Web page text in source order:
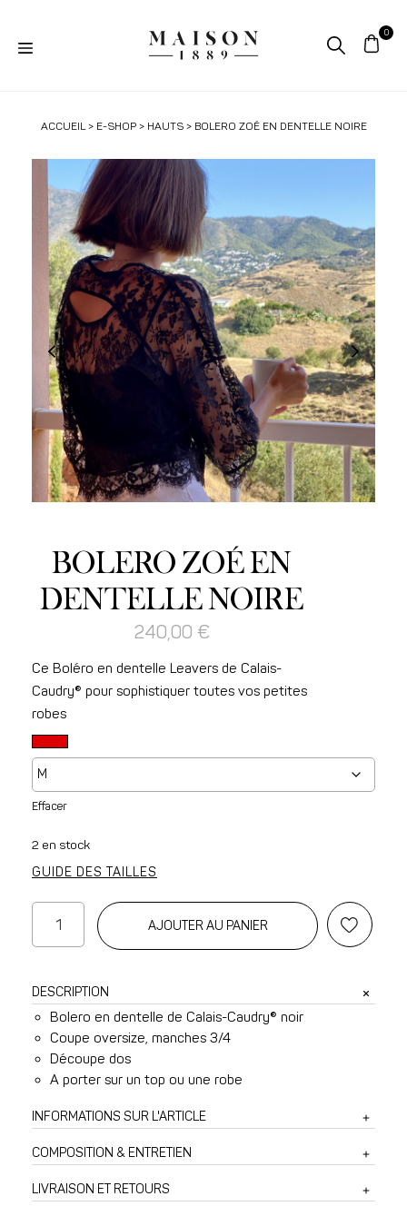
ACCUEIL> E-SHOP> HAUTS> BOLERO ZOÉ EN DENTELLE NOIRE
BOLERO ZOÉ EN
DENTELLE NOIRE
240,00 €
Ce Boléro en dentelle Leavers de Calais-
Caudry® pour sophistiquer toutes vos petites
robes
Effacer
2 en stock
GUIDE DES TAILLES
en
dentelle
noire
AJOUTER AU PANIER
DESCRIPTION
Bolero en dentelle de Calais-Caudry® noir
Coupe oversize, manches 3/4
Découpe dos
A porter sur un top ou une robe
INFORMATIONS SUR L'ARTICLE
COMPOSITION & ENTRETIEN
LIVRAISON ET RETOURS